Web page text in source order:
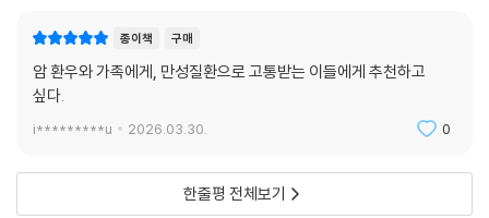
케톤식을 시작하세요. 그리고 계속 나아가세요. 당신은 변화된 자신을 만
날 것입니다. 진정한 건강은 병원이 아니라 당신의 주방에서 시작됨을 명
심하세요. 로즈 할머니는 외칩니다!
“포기하지 말고, 끝까지 싸우세요! 평생 케토시스!”
종이책 구매
암 환우와 가족에게, 만성질환으로 고통받는 이들에게 추천하고
싶다.
i*********u 2026.03.30. 0
한줄평 전체보기